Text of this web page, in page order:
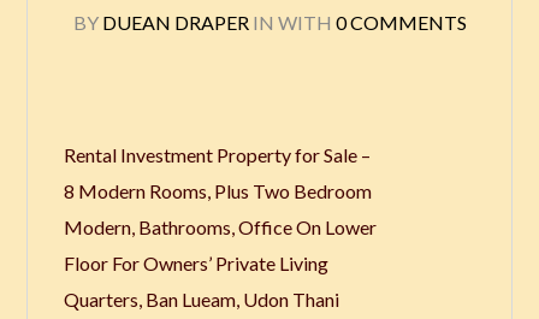
BY DUEAN DRAPERIN WITH 0 COMMENTS
Rental Investment Property for Sale –
8 Modern Rooms, Plus Two Bedroom
Modern, Bathrooms, Office On Lower
Floor For Owners’ Private Living
Quarters, Ban Lueam, Udon Thani